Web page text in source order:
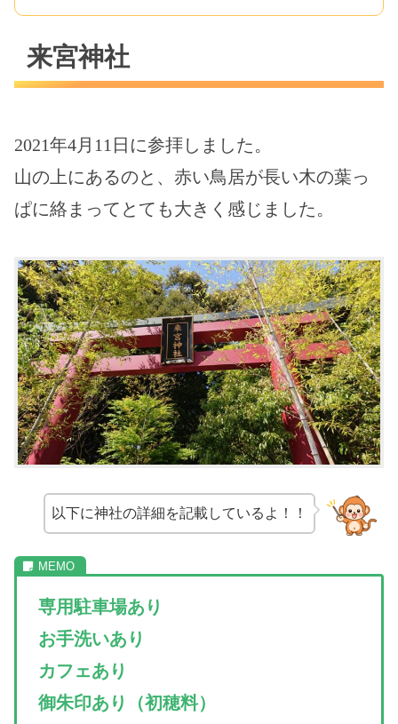
来宮神社
2021年4月11日に参拝しました。
山の上にあるのと、赤い鳥居が長い木の葉っ
ぱに絡まってとても大きく感じました。
以下に神社の詳細を記載しているよ！！
専用駐車場あり
お手洗いあり
カフェあり
御朱印あり（初穂料）